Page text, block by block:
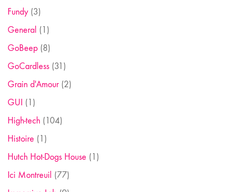
Fundy (3)
General (1)
GoBeep (8)
GoCardless (31)
Grain d'Amour(2)
GUI (1)
High-tech (104)
Histoire (1)
Hutch Hot-Dogs House (1)
Ici Montreuil (77)